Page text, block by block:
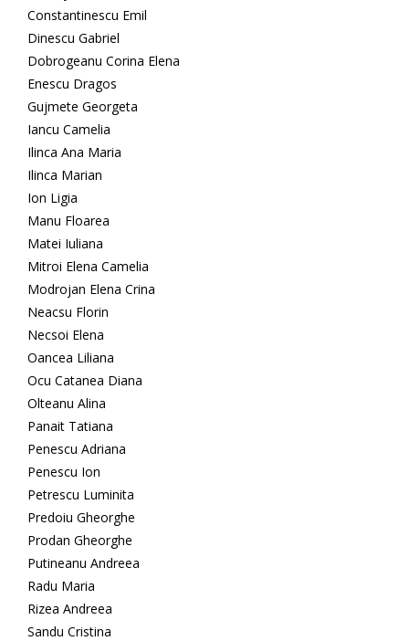
Constantinescu Emil
Dinescu Gabriel
Dobrogeanu Corina Elena
Enescu Dragos
Gujmete Georgeta
Iancu Camelia
Ilinca Ana Maria
Ilinca Marian
Ion Ligia
Manu Floarea
Matei Iuliana
Mitroi Elena Camelia
Modrojan Elena Crina
Neacsu Florin
Necsoi Elena
Oancea Liliana
Ocu Catanea Diana
Olteanu Alina
Panait Tatiana
Penescu Adriana
Penescu Ion
Petrescu Luminita
Predoiu Gheorghe
Prodan Gheorghe
Putineanu Andreea
Radu Maria
Rizea Andreea
Sandu Cristina